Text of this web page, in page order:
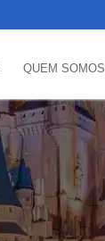
QUEM SOMOS